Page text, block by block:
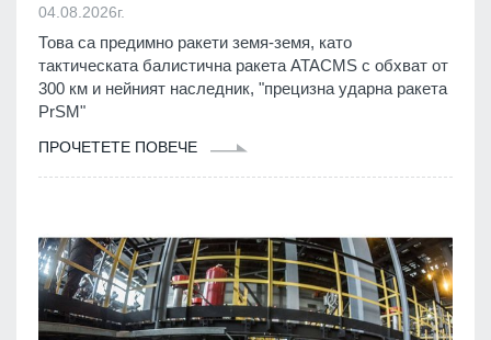
04.08.2026г.
Това са предимно ракети земя-земя, като
тактическата балистична ракета ATACMS с обхват от
300 км и нейният наследник, "прецизна ударна ракета
PrSM"
ПРОЧЕТЕТЕ ПОВЕЧЕ